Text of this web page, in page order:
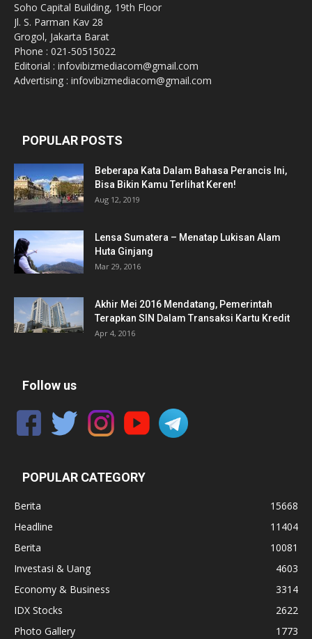
Soho Capital Building, 19th Floor
Jl. S. Parman Kav 28
Grogol, Jakarta Barat
Phone : 021-50515022
Editorial : infovibizmediacom@gmail.com
Advertising : infovibizmediacom@gmail.com
POPULAR POSTS
Beberapa Kata Dalam Bahasa Perancis Ini,
Bisa Bikin Kamu Terlihat Keren!
Aug 12, 2019
Lensa Sumatera – Menatap Lukisan Alam
Huta Ginjang
Mar 29, 2016
Akhir Mei 2016 Mendatang, Pemerintah
Terapkan SIN Dalam Transaksi Kartu Kredit
Apr 4, 2016
Follow us
POPULAR CATEGORY
Berita
15668
Headline
11404
Berita
10081
Investasi & Uang
4603
Economy & Business
3314
IDX Stocks
2622
Photo Gallery
1773